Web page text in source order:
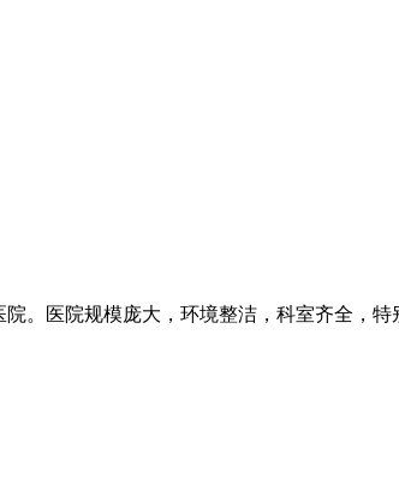
。医院规模庞大，环境整洁，科室齐全，